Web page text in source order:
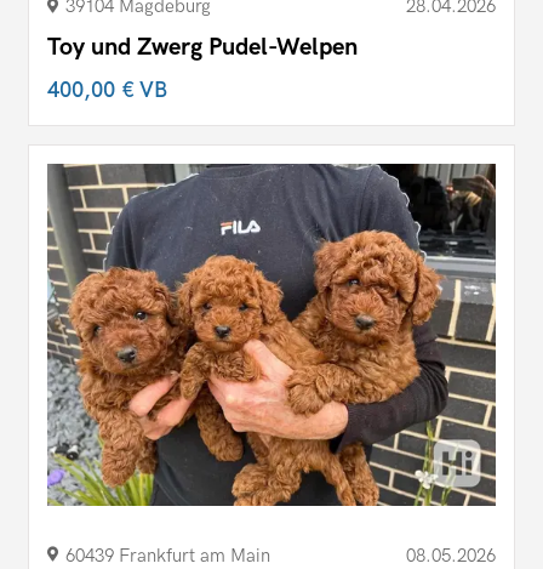
39104 Magdeburg 28.04.2026
Toy und Zwerg Pudel-Welpen
400,00 €VB
60439 Frankfurt am Main 08.05.2026